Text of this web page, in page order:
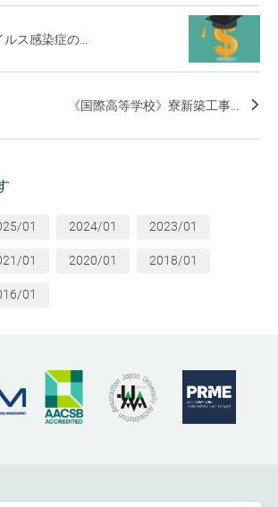
ス感染症の...
《国際高等学校》寮新築工事...
01 2024/01 2023/01
01 2020/01 2018/01
01